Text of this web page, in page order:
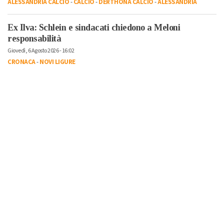
ALESSANDRIA CALCIO-CALCIO-DERTHONA CALCIO-ALESSANDRIA
Ex Ilva: Schlein e sindacati chiedono a Meloni
responsabilità
Giovedì, 6 Agosto 2026 - 16:02
CRONACA-NOVI LIGURE